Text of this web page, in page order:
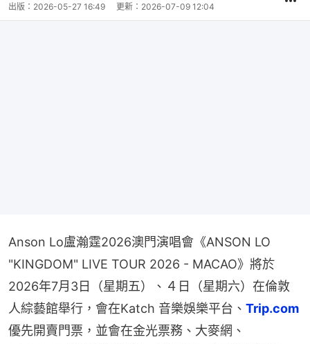
出版： 2026-05-27 16:49 更新： 2026-07-09 12:04
Anson Lo盧瀚霆2026澳門演唱會《ANSON LO
"KINGDOM" LIVE TOUR 2026 - MACAO》將於
2026年7月3日（星期五）、４日（星期六）在倫敦
人綜藝館舉行，會在Katch 音樂娛樂平台、 Trip.com
優先開賣門票，並會在金光票務、大麥網、